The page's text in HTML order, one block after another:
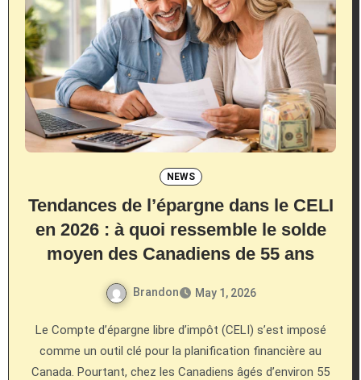
NEWS
Tendances de l’épargne dans le CELI
en 2026 : à quoi ressemble le solde
moyen des Canadiens de 55 ans
Brandon May 1, 2026
Le Compte d’épargne libre d’impôt (CELI) s’est imposé
comme un outil clé pour la planification financière au
Canada. Pourtant, chez les Canadiens âgés d’environ 55